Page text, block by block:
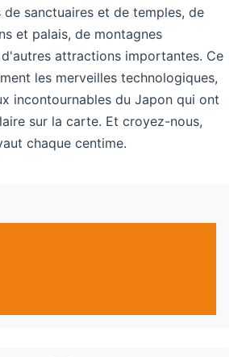
sanctuaires et de temples, de
et palais, de montagnes
attractions importantes. Ce
les merveilles technologiques,
incontournables du Japon qui ont
sur la carte. Et croyez-nous,
chaque centime.